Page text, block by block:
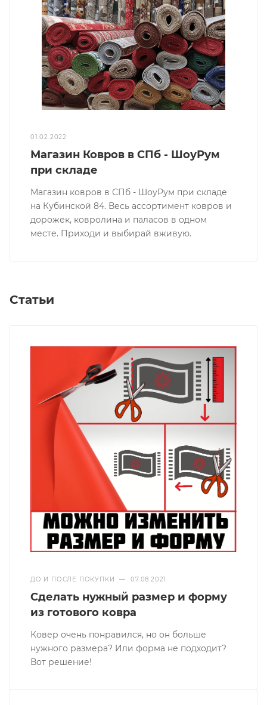
01.02.2022
Магазин Ковров в СПб - ШоуРум
при складе
Магазин ковров в СПб - ШоуРум при складе
на Кубинской 84. Весь ассортимент ковров и
дорожек, ковролина и паласов в одном
месте. Приходи и выбирай вживую.
Статьи
ДО И ПОСЛЕ ПОКУПКИ — 07.08.2021
Сделать нужный размер и форму
из готового ковра
Ковер очень понравился, но он больше
нужного размера? Или форма не подходит?
Вот решение!